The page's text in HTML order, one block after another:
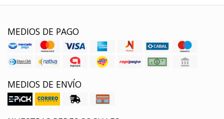
MEDIOS DE PAGO
MEDIOS DE ENVÍO